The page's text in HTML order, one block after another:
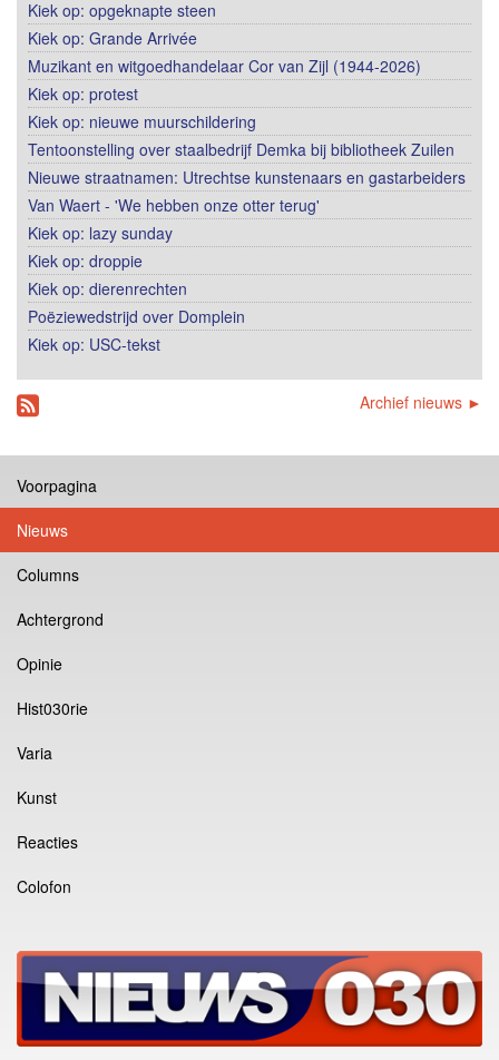
Kiek op: opgeknapte steen
Kiek op: Grande Arrivée
Muzikant en witgoedhandelaar Cor van Zijl (1944-2026)
Kiek op: protest
Kiek op: nieuwe muurschildering
Tentoonstelling over staalbedrijf Demka bij bibliotheek Zuilen
Nieuwe straatnamen: Utrechtse kunstenaars en gastarbeiders
Van Waert - 'We hebben onze otter terug'
Kiek op: lazy sunday
Kiek op: droppie
Kiek op: dierenrechten
Poëziewedstrijd over Domplein
Kiek op: USC-tekst
Archief nieuws ►
Voorpagina
Nieuws
Columns
Achtergrond
Opinie
Hist030rie
Varia
Kunst
Reacties
Colofon